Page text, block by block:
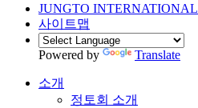
JUNGTO INTERNATIONAL
사이트맵
Powered by Translate
소개
정토회 소개